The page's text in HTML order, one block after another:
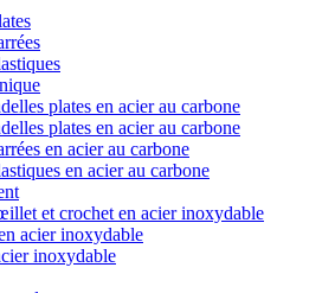
plates en acier au carbone
plates en acier au carbone
en acier au carbone
en acier au carbone
et crochet en acier inoxydable
acier inoxydable
inoxydable